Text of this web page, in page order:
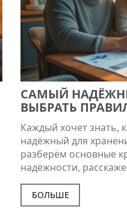
САМЫЙ
ВЫБРАТЬ
Каждый хочет знать,
надёжный для
разберём основные
надёжности,
показатели
реально устойчивых
Поделимся
БОЛЬШЕ